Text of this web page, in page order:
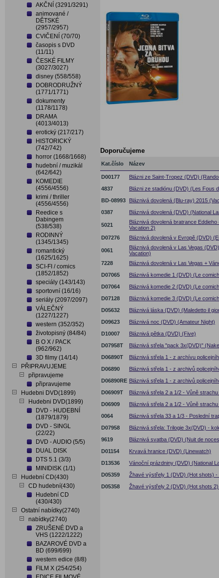
AKČNÍ (3291/3291)
animované /
DĚTSKÉ
(2957/2957)
CVIČENÍ (70/70)
časopis s DVD
(11/11)
ČESKÉ FILMY
(3027/3027)
disney (558/558)
DOBRODRUŽNÝ
(1771/1771)
dokumenty
(1178/1178)
DRAMA
(4013/4013)
erotický (217/217)
HISTORICKÝ
(742/742)
horror (1668/1668)
hudební / muzikál
(642/642)
KOMEDIE
(4556/4556)
krimi / thriller
(4556/4556)
Reedice s
Dabingem
(538/538)
RODINNÝ
(1345/1345)
romantický
(1625/1625)
SCI-FI / comics
(1852/1852)
speciály (143/143)
sportovní (16/16)
seriály (2097/2097)
VÁLEČNÝ
(1227/1227)
western (352/352)
životopisný (84/84)
B O X / PACK
(962/962)
3D filmy (14/14)
PŘIPRAVUJEME
připravujeme
připravujeme
Hudebni DVD(1899)
Hudebni DVD(1899)
DVD - HUDEBNÍ
(1879/1879)
DVD - SINGL
(22/22)
DVD - AUDIO (5/5)
DUAL DISK
DTS 5.1 (3/3)
MINIDISK (1/1)
Hudební CD(430)
CD hudební(430)
Hudební CD
(430/430)
Ostatní nabídky(2740)
nabídky(2740)
ZRUŠENÉ DVD a
VHS (1222/1222)
BAZAROVÉ DVD a
BD (699/699)
western edice (8/8)
FILM X (254/254)
Doporučujeme
Kat.číslo Název
D00177
Blázni ze Saint-Tropez (DVD)
4837
Blázni ze stadiónu (DVD) (Les Fous
BD-08993
Bláznivá dovolená (Blu-ray) 2015
0387
Bláznivá dovolená (DVD) (National
5021
Bláznivá dovolená bratrance
Vacation 2)
D07276
Bláznivá dovolená v Evropě (DVD)
0061
Bláznivá dovolená v Las Vegas
Vacation)
7228
Bláznivá dovolená v Las Vegas +
D07065
Bláznivá komedie 1 (DVD) (Le
D07064
Bláznivá komedie 2 (DVD) (Le
D07128
Bláznivá komedie 3 (DVD) (Le
D05632
Bláznivá láska (DVD) (Maledetto il
D09623
Bláznivá noc (DVD) (Amateur Night)
D10007
Bláznivá pětka (DVD) (Five)
D07958T
Bláznivá střela "pack 3x(DVD)"
D06890T
Bláznivá střela 1 - z archívu
D06890
Bláznivá střela 1 - z archivů
D06890RE Bláznivá střela 1 - z archivů
D06909T
Bláznivá střela 2 a 1/2 - Vůně
D06909
Bláznivá střela 2 a 1/2 - Vůně
0064
Bláznivá střela 33 a 1/3 - Poslední
D07958
Bláznivá střela: Trilogie 3x(DVD) -
9619
Bláznivá svatba (DVD) (Nuit de
D01154
Krvavá hranice (DVD) (Linewatch)
D13536
Vánoční prázdniny (DVD) (National
D05359
Žhavé výstřely 1 (DVD) (Hot shots) -
D05358
Žhavé výstřely 2 (DVD) (Hot shots